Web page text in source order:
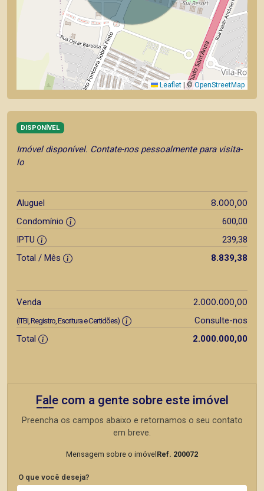
Leaflet ©OpenStreetMap
DISPONÍVEL
Imóvel disponível. Contate-nos pessoalmente para visita-
lo
Aluguel 8.000,00
Condomínio
600,00
IPTU
239,38
Total / Mês
8.839,38
Venda 2.000.000,00
(ITBI, Registro, Escritura e Certidões)
Consulte-nos
Total
2.000.000,00
Fale com a gente sobre este imóvel
Preencha os campos abaixo e retornamos o seu contato
em breve.
Mensagem sobre o imóvel Ref. 200072
O que você deseja?